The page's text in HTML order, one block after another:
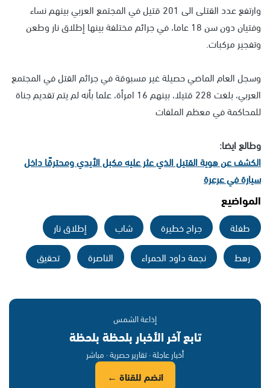
وارتفع عدد القتلى الى 201 قتيل في المجتمع العربي بينهم نساء
وفتيان دون سن 18 عاما، في جرائم مختلفة بينها إطلاق نار وطعن
وتفجير مركبات.
وسجل العام الماضي حصيلة غير مسبوقة في جرائم القتل في المجتمع
العربي، بلغت 228 قتيلا، بينهم 16 امرأة، علما بأنه لم يتم تقديم جناة
للمحاكمة في معظم الملفات
وطالع ايضا:
الكشف عن هوية القتيل الذي عثر عليه مكبل الأيدي ومحترقًا داخل
سيارة في عرعرة
المواضيع
طفلة جراح خطيرة شاب
إطلاق نار
رهط
نجمة داود الحمراء الناصرة تحقيق
إذاعة الشمس
تابع آخر الأخبار بلحظة بلحظة
أخبار عاجلة · تقارير حصرية · مباشر
انضم للقناة ←